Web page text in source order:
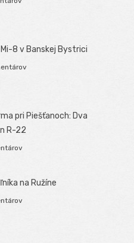
8 v Banskej Bystrici
pri Piešťanoch: Dva
R-22
na Ružíne